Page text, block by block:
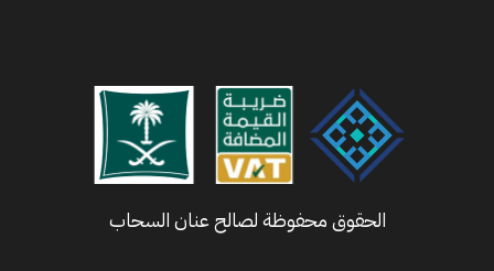
الحقوق محفوظة لصالح عنان السحاب